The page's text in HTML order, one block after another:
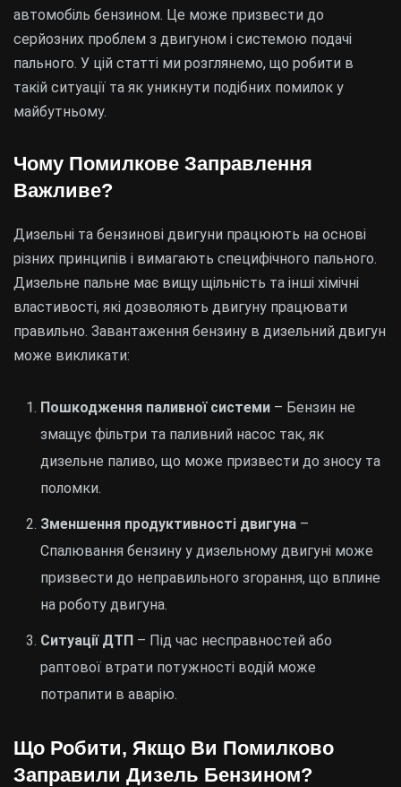
автомобіль бензином. Це може призвести до
серйозних проблем з двигуном і системою подачі
пального. У цій статті ми розглянемо, що робити в
такій ситуації та як уникнути подібних помилок у
майбутньому.
Чому Помилкове Заправлення
Важливе?
Дизельні та бензинові двигуни працюють на основі
різних принципів і вимагають специфічного пального.
Дизельне пальне має вищу щільність та інші хімічні
властивості, які дозволяють двигуну працювати
правильно. Завантаження бензину в дизельний двигун
може викликати:
Пошкодження паливної системи – Бензин не
змащує фільтри та паливний насос так, як
дизельне паливо, що може призвести до зносу та
поломки.
Зменшення продуктивності двигуна –
Спалювання бензину у дизельному двигуні може
призвести до неправильного згорання, що вплине
на роботу двигуна.
Ситуації ДТП – Під час несправностей або
раптової втрати потужності водій може
потрапити в аварію.
Що Робити, Якщо Ви Помилково
Заправили Дизель Бензином?